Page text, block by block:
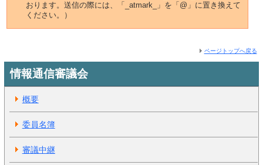
おります。送信の際には、「_atmark_」を「@」に置き換えて
ください。）
ページトップへ戻る
情報通信審議会
概要
委員名簿
審議中継